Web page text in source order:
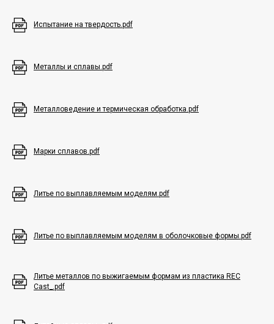
Испытание на твердость.pdf
Металлы и сплавы.pdf
Металловедение и термическая обработка.pdf
Марки сплавов.pdf
Литье по выплавляемым моделям.pdf
Литье по выплавляемым моделям в оболочковые формы.pdf
Литье металлов по выжигаемым формам из пластика REC
Cast_.pdf